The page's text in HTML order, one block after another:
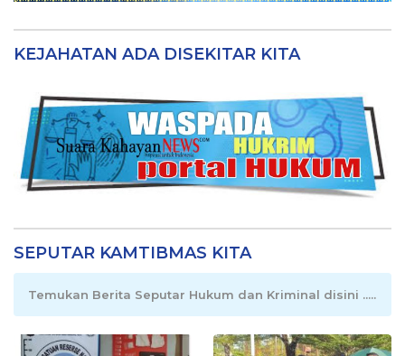
KEJAHATAN ADA DISEKITAR KITA
SEPUTAR KAMTIBMAS KITA
Temukan Berita Seputar Hukum dan Kriminal disini .....